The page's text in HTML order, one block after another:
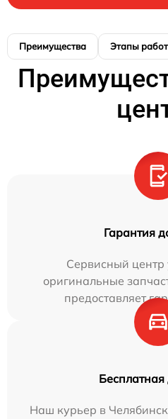
Преимущества Этапы работ
Гарантия
Сервисный центр
оригинальные
предоставляет
Бесплатная
Наш курьер в